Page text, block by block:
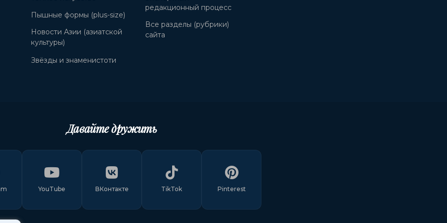
Пышные формы (plus-size)
Новости Азии (азиатской
культуры)
Звёзды и знаменистоти
редакционный процесс
Все разделы (рубрики)
сайта
Давайте дружить
YouTube ВКонтакте TikTok Pinterest